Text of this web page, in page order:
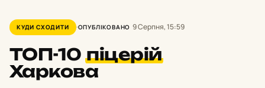
КУДИ СХОДИТИ ОПУБЛІКОВАНО 9 Серпня, 15:59
ТОП-10піцерій
Харкова